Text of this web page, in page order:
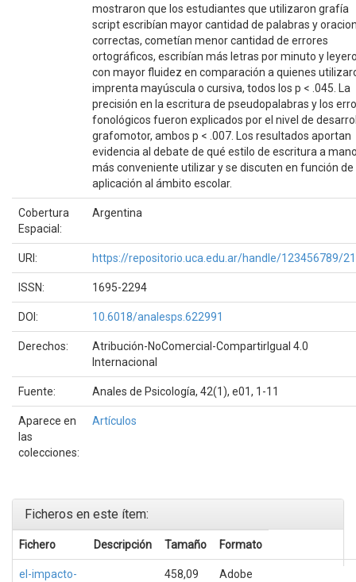
mostraron que los estudiantes que utilizaron grafía
script escribían mayor cantidad de palabras y
correctas, cometían menor cantidad de errores
ortográficos, escribían más letras por minuto y
con mayor fluidez en comparación a quienes
imprenta mayúscula o cursiva, todos los p < .045. La
precisión en la escritura de pseudopalabras y los
fonológicos fueron explicados por el nivel de
grafomotor, ambos p < .007. Los resultados aportan
evidencia al debate de qué estilo de escritura a
más conveniente utilizar y se discuten en función de
aplicación al ámbito escolar.
Cobertura
Espacial:
Argentina
URI: https://repositorio.uca.edu.ar/handle/123456789/
ISSN: 1695-2294
DOI: 10.6018/analesps.622991
Derechos:
Atribución-NoComercial-CompartirIgual 4.0
Internacional
Fuente: Anales de Psicología, 42(1), e01, 1-11
Aparece en
las
colecciones:
Artículos
Ficheros en este ítem:
Fichero Descripción Tamaño Formato
el-impacto-
458,09
Adobe